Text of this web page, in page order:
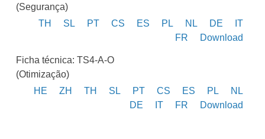
(Segurança)
TH
SL PT CS ES PL NL DE
IT
FR
Download
Ficha técnica: TS4-A-O
(Otimização)
HE
ZH TH SL PT CS ES PL
NL
DE
IT FR Download